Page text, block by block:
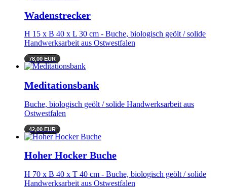
Wadenstrecker
H 15 x B 40 x L 30 cm - Buche, biologisch geölt / solide
Handwerksarbeit aus Ostwestfalen
78,00 EUR
Meditationsbank
Buche, biologisch geölt / solide Handwerksarbeit aus
Ostwestfalen
42,00 EUR
Hoher Hocker Buche
H 70 x B 40 x T 40 cm - Buche, biologisch geölt / solide
Handwerksarbeit aus Ostwestfalen